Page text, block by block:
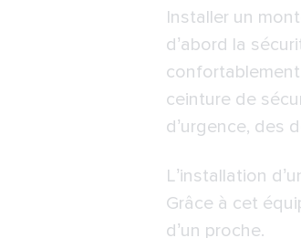
Installer un
d’abord la
ceinture de
d’urgence, des
L’installation
Grâce à cet
d’un proche.